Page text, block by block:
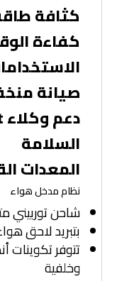
كثافة
كفاءة
صيانة
دعم وكلاء Cat
السلامة
المعدات
نظام مدخل هواء
شاحن توربيني
بتبريد لاحق
تتوفر تكوينات
وخلفية